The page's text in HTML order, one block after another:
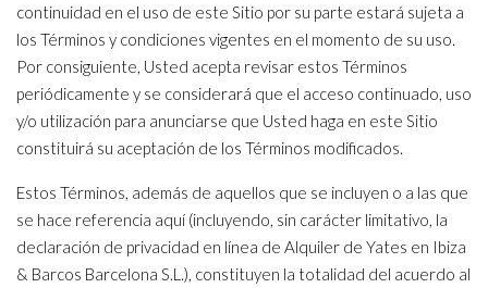
continuidad en el uso de este Sitio por su parte estará sujeta a
los Términos y condiciones vigentes en el momento de su uso.
Por consiguiente, Usted acepta revisar estos Términos
periódicamente y se considerará que el acceso continuado, uso
y/o utilización para anunciarse que Usted haga en este Sitio
constituirá su aceptación de los Términos modificados.
Estos Términos, además de aquellos que se incluyen o a las que
se hace referencia aquí (incluyendo, sin carácter limitativo, la
declaración de privacidad en línea de Alquiler de Yates en Ibiza
& Barcos Barcelona S.L.), constituyen la totalidad del acuerdo al